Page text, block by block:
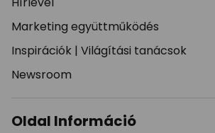
Marketing együttműködés
Inspirációk | Világítási tanácsok
Newsroom
Oldal Információ